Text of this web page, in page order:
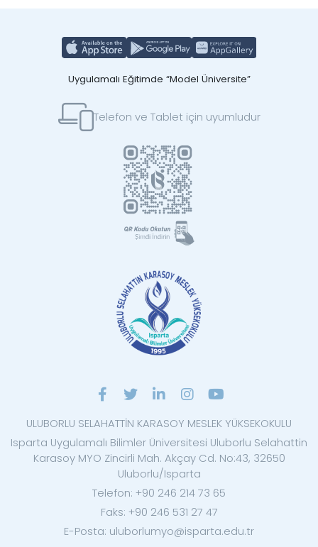
Uygulamalı Eğitimde “Model Üniversite”
Telefon ve Tablet için uyumludur
ULUBORLU SELAHATTİN KARASOY MESLEK YÜKSEKOKULU
Isparta Uygulamalı Bilimler Üniversitesi Uluborlu Selahattin
Karasoy MYO Zincirli Mah. Akçay Cd. No:43, 32650
Uluborlu/Isparta
Telefon: +90 246 214 73 65
Faks: +90 246 531 27 47
E-Posta: uluborlumyo@isparta.edu.tr